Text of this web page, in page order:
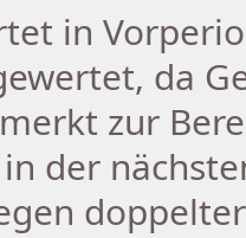
in
da
zur
der